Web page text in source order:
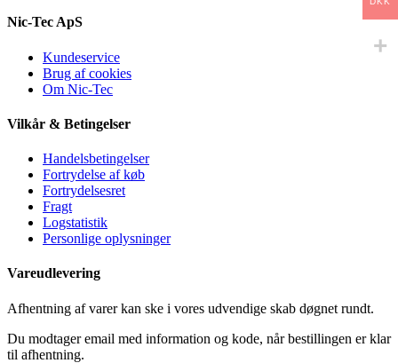
Nic-Tec ApS
Kundeservice
Brug af cookies
Om Nic-Tec
Vilkår & Betingelser
Handelsbetingelser
Fortrydelse af køb
Fortrydelsesret
Fragt
Logstatistik
Personlige oplysninger
Vareudlevering
Afhentning af varer kan ske i vores udvendige skab døgnet rundt.
Du modtager email med information og kode, når bestillingen er klar
til afhentning.